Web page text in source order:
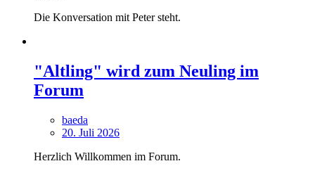
Die Konversation mit Peter steht.
"Altling" wird zum Neuling im
Forum
baeda
20. Juli 2026
Herzlich Willkommen im Forum.